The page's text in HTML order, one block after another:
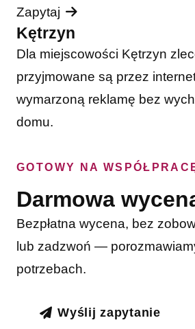
Zapytaj
Kętrzyn
Dla miejscowości Kętrzyn
przyjmowane są przez
wymarzoną reklamę bez
domu.
GOTOWY NA
Darmowa
Bezpłatna wycena, bez
lub zadzwoń —
potrzebach.
Wyślij zapytanie